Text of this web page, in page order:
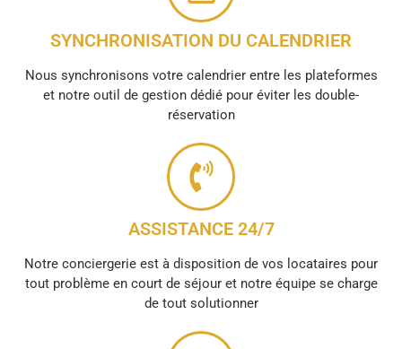
SYNCHRONISATION DU CALENDRIER
Nous synchronisons votre calendrier entre les plateformes
et notre outil de gestion dédié pour éviter les double-
réservation
ASSISTANCE 24/7
Notre conciergerie est à disposition de vos locataires pour
tout problème en court de séjour et notre équipe se charge
de tout solutionner